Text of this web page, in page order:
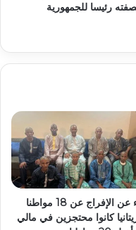
رئيسا للجمهورية
أنباء عن الإفراج عن 18 مواطنا
كانوا محتجزين في مالي